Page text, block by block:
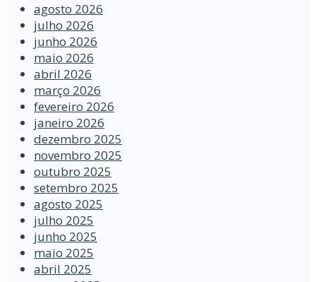
agosto 2026
julho 2026
junho 2026
maio 2026
abril 2026
março 2026
fevereiro 2026
janeiro 2026
dezembro 2025
novembro 2025
outubro 2025
setembro 2025
agosto 2025
julho 2025
junho 2025
maio 2025
abril 2025